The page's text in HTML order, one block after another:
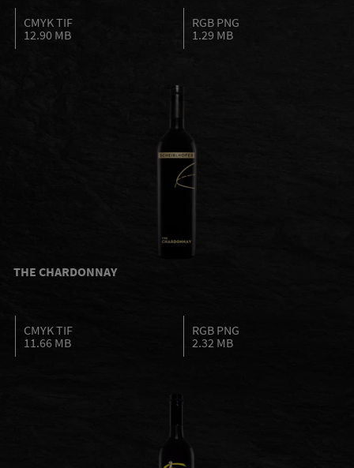
CMYK TIF
12.90 MB
RGB PNG
1.29 MB
THE CHARDONNAY
CMYK TIF
11.66 MB
RGB PNG
2.32 MB